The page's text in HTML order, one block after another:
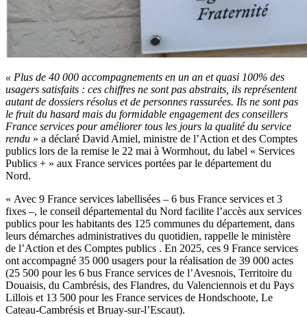
« Plus de 40 000 accompagnements en un an et quasi 100% des
usagers satisfaits : ces chiffres ne sont pas abstraits, ils représentent
autant de dossiers résolus et de personnes rassurées. Ils ne sont pas
le fruit du hasard mais du formidable engagement des conseillers
France services pour améliorer tous les jours la qualité du service
rendu » a déclaré David Amiel, ministre de l’Action et des Comptes
publics lors de la remise le 22 mai à Wormhout, du label « Services
Publics + » aux France services portées par le département du
Nord.
« Avec 9 France services labellisées – 6 bus France services et 3
fixes –, le conseil départemental du Nord facilite l’accès aux services
publics pour les habitants des 125 communes du département, dans
leurs démarches administratives du quotidien, rappelle le ministère
de l’Action et des Comptes publics . En 2025, ces 9 France services
ont accompagné 35 000 usagers pour la réalisation de 39 000 actes
(25 500 pour les 6 bus France services de l’Avesnois, Territoire du
Douaisis, du Cambrésis, des Flandres, du Valenciennois et du Pays
Lillois et 13 500 pour les France services de Hondschoote, Le
Cateau-Cambrésis et Bruay-sur-l’Escaut).